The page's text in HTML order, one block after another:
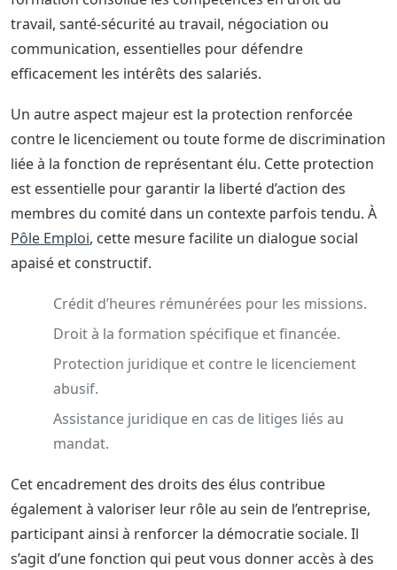
travail, santé-sécurité au travail, négociation ou
communication, essentielles pour défendre
efficacement les intérêts des salariés.
Un autre aspect majeur est la protection renforcée
contre le licenciement ou toute forme de discrimination
liée à la fonction de représentant élu. Cette protection
est essentielle pour garantir la liberté d’action des
membres du comité dans un contexte parfois tendu. À
Pôle Emploi, cette mesure facilite un dialogue social
apaisé et constructif.
Crédit d’heures rémunérées pour les missions.
Droit à la formation spécifique et financée.
Protection juridique et contre le licenciement
abusif.
Assistance juridique en cas de litiges liés au
mandat.
Cet encadrement des droits des élus contribue
également à valoriser leur rôle au sein de l’entreprise,
participant ainsi à renforcer la démocratie sociale. Il
s’agit d’une fonction qui peut vous donner accès à des